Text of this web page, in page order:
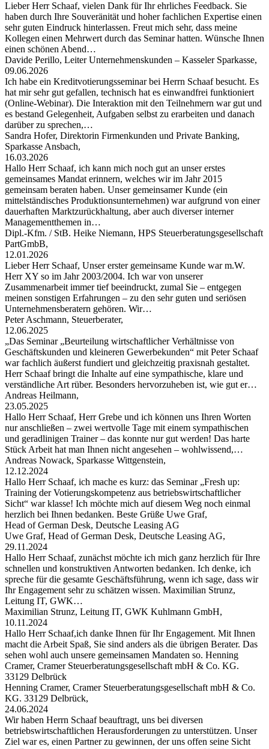
Lieber Herr Schaaf, vielen Dank für Ihr ehrliches Feedback. Sie
haben durch Ihre Souveränität und hoher fachlichen Expertise einen
sehr guten Eindruck hinterlassen. Freut mich sehr, dass meine
Kollegen einen Mehrwert durch das Seminar hatten. Wünsche Ihnen
einen schönen Abend…
Davide Perillo, Leiter Unternehmenskunden – Kasseler Sparkasse,
09.06.2026
Ich habe ein Kreditvotierungsseminar bei Herrn Schaaf besucht. Es
hat mir sehr gut gefallen, technisch hat es einwandfrei funktioniert
(Online-Webinar). Die Interaktion mit den Teilnehmern war gut und
es bestand Gelegenheit, Aufgaben selbst zu erarbeiten und danach
darüber zu sprechen,…
Sandra Hofer, Direktorin Firmenkunden und Private Banking,
Sparkasse Ansbach,
16.03.2026
Hallo Herr Schaaf, ich kann mich noch gut an unser erstes
gemeinsames Mandat erinnern, welches wir im Jahr 2015
gemeinsam beraten haben. Unser gemeinsamer Kunde (ein
mittelständisches Produktionsunternehmen) war aufgrund von einer
dauerhaften Marktzurückhaltung, aber auch diverser interner
Managementthemen in…
Dipl.-Kfm. / StB. Heike Niemann, HPS Steuerberatungsgesellschaft
PartGmbB,
12.01.2026
Lieber Herr Schaaf, Unser erster gemeinsame Kunde war m.W.
Herr XY so im Jahr 2003/2004. Ich war von unserer
Zusammenarbeit immer tief beeindruckt, zumal Sie – entgegen
meinen sonstigen Erfahrungen – zu den sehr guten und seriösen
Unternehmensberatern gehören. Wir…
Peter Aschmann, Steuerberater,
12.06.2025
„Das Seminar „Beurteilung wirtschaftlicher Verhältnisse von
Geschäftskunden und kleineren Gewerbekunden“ mit Peter Schaaf
war fachlich äußerst fundiert und gleichzeitig praxisnah gestaltet.
Herr Schaaf bringt die Inhalte auf eine sympathische, klare und
verständliche Art rüber. Besonders hervorzuheben ist, wie gut er…
Andreas Heilmann,
23.05.2025
Hallo Herr Schaaf, Herr Grebe und ich können uns Ihren Worten
nur anschließen – zwei wertvolle Tage mit einem sympathischen
und geradlinigen Trainer – das konnte nur gut werden! Das harte
Stück Arbeit hat man Ihnen nicht angesehen – wohlwissend,…
Andreas Nowack, Sparkasse Wittgenstein,
12.12.2024
Hallo Herr Schaaf, ich mache es kurz: das Seminar „Fresh up:
Training der Votierungskompetenz aus betriebswirtschaftlicher
Sicht“ war klasse! Ich möchte mich auf diesem Weg noch einmal
herzlich bei Ihnen bedanken. Beste Grüße Uwe Graf,
Head of German Desk, Deutsche Leasing AG
Uwe Graf, Head of German Desk, Deutsche Leasing AG,
29.11.2024
Hallo Herr Schaaf, zunächst möchte ich mich ganz herzlich für Ihre
schnellen und konstruktiven Antworten bedanken. Ich denke, ich
spreche für die gesamte Geschäftsführung, wenn ich sage, dass wir
Ihr Engagement sehr zu schätzen wissen. Maximilian Strunz,
Leitung IT, GWK…
Maximilian Strunz, Leitung IT, GWK Kuhlmann GmbH,
10.11.2024
Hallo Herr Schaaf,ich danke Ihnen für Ihr Engagement. Mit Ihnen
macht die Arbeit Spaß, Sie sind anders als die übrigen Berater. Das
sehen wohl auch unsere gemeinsamen Mandaten so. Henning
Cramer, Cramer Steuerberatungsgesellschaft mbH & Co. KG.
33129 Delbrück
Henning Cramer, Cramer Steuerberatungsgesellschaft mbH & Co.
KG. 33129 Delbrück,
24.06.2024
Wir haben Herrn Schaaf beauftragt, uns bei diversen
betriebswirtschaftlichen Herausforderungen zu unterstützen. Unser
Ziel war es, einen Partner zu gewinnen, der uns offen seine Sicht